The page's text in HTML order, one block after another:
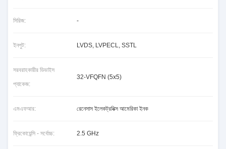
সিরিজ: -
ইনপুট: LVDS, LVPECL, SSTL
সরবরাহকারীর ডিভাইস
প্যাকেজ:
32-VFQFN (5x5)
এমএফআর: রেনেসাস ইলেকট্রনিক্স আমেরিকা ইনক
ফ্রিকোয়েন্সি - সর্বোচ্চ: 2.5 GHz